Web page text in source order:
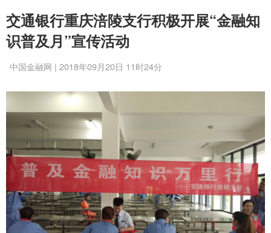
交通银行重庆涪陵支行积极开展“金融知
识普及月”宣传活动
中国金融网 | 2018年09月20日 11时24分